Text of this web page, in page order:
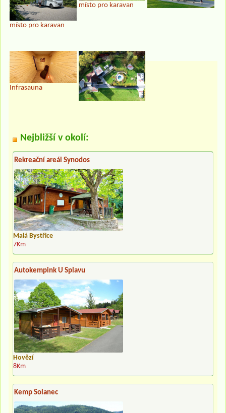
místo pro karavan
místo pro karavan
Infrasauna
Nejbližší v okolí:
Rekreační areál Synodos
Malá Bystřice
7Km
Autokempink U Splavu
Hovězí
8Km
Kemp Solanec